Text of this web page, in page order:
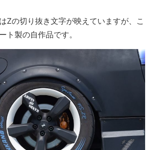
Zの切り抜き文字が映えていますが、こ
ト製の自作品です。